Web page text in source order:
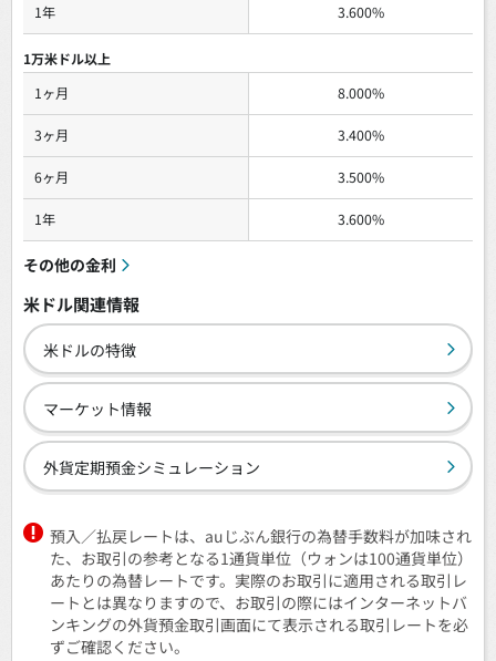
1年 3.600%
1万米ドル以上
1ヶ月 8.000%
3ヶ月 3.400%
6ヶ月 3.500%
1年 3.600%
その他の金利
米ドル関連情報
米ドルの特徴
マーケット情報
外貨定期預金シミュレーション
預入／払戻レートは、auじぶん銀行の為替手数料が加味され
た、お取引の参考となる1通貨単位（ウォンは100通貨単位）
あたりの為替レートです。実際のお取引に適用される取引レ
ートとは異なりますので、お取引の際にはインターネットバ
ンキングの外貨預金取引画面にて表示される取引レートを必
ずご確認ください。